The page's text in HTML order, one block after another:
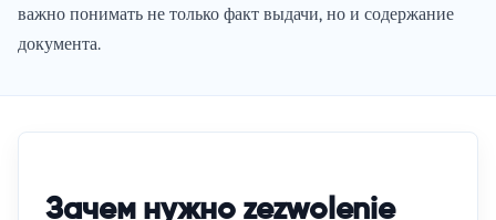
важно понимать не только факт выдачи, но и содержание
документа.
Зачем нужно zezwolenie